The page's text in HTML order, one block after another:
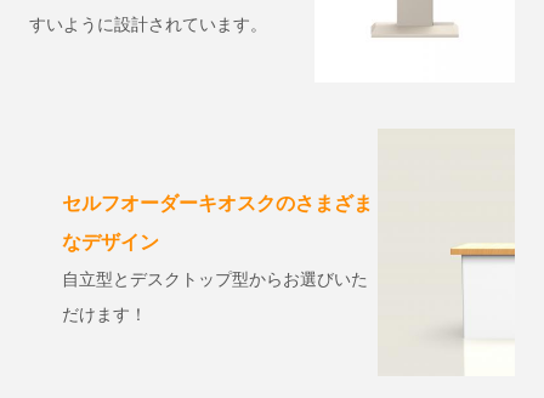
すいように設計されています。
セルフオーダーキオスクのさまざま
なデザイン
自立型とデスクトップ型からお選びいた
だけます！